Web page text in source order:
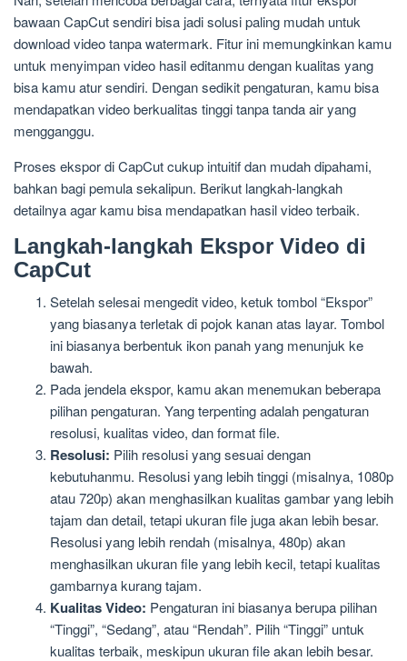
bawaan CapCut sendiri bisa jadi solusi paling mudah untuk
download video tanpa watermark. Fitur ini memungkinkan kamu
untuk menyimpan video hasil editanmu dengan kualitas yang
bisa kamu atur sendiri. Dengan sedikit pengaturan, kamu bisa
mendapatkan video berkualitas tinggi tanpa tanda air yang
mengganggu.
Proses ekspor di CapCut cukup intuitif dan mudah dipahami,
bahkan bagi pemula sekalipun. Berikut langkah-langkah
detailnya agar kamu bisa mendapatkan hasil video terbaik.
Langkah-langkah Ekspor Video di
CapCut
Setelah selesai mengedit video, ketuk tombol “Ekspor”
yang biasanya terletak di pojok kanan atas layar. Tombol
ini biasanya berbentuk ikon panah yang menunjuk ke
bawah.
Pada jendela ekspor, kamu akan menemukan beberapa
pilihan pengaturan. Yang terpenting adalah pengaturan
resolusi, kualitas video, dan format file.
Resolusi: Pilih resolusi yang sesuai dengan
kebutuhanmu. Resolusi yang lebih tinggi (misalnya, 1080p
atau 720p) akan menghasilkan kualitas gambar yang lebih
tajam dan detail, tetapi ukuran file juga akan lebih besar.
Resolusi yang lebih rendah (misalnya, 480p) akan
menghasilkan ukuran file yang lebih kecil, tetapi kualitas
gambarnya kurang tajam.
Kualitas Video: Pengaturan ini biasanya berupa pilihan
“Tinggi”, “Sedang”, atau “Rendah”. Pilih “Tinggi” untuk
kualitas terbaik, meskipun ukuran file akan lebih besar.